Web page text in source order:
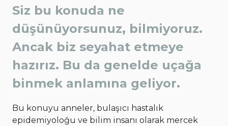
Siz bu konuda ne
düşünüyorsunuz, bilmiyoruz.
Ancak biz seyahat etmeye
hazırız. Bu da genelde uçağa
binmek anlamına geliyor.
Bu konuyu anneler, bulaşıcı hastalık
epidemiyoloğu ve bilim insanı olarak mercek